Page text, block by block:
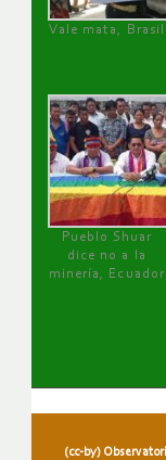
Vale mata, Brasil
Pueblo Shuar
dice no a la
minería, Ecuador
(cc-by)